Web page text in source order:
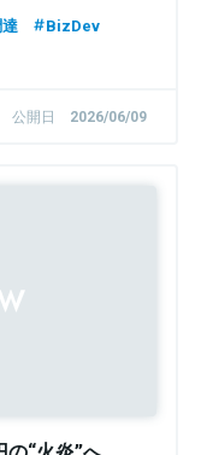
BizDev
公開日 2026/06/09